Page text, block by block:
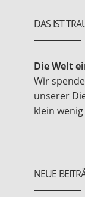
DAS IST
Die Welt
Wir
unserer
klein
NEUE